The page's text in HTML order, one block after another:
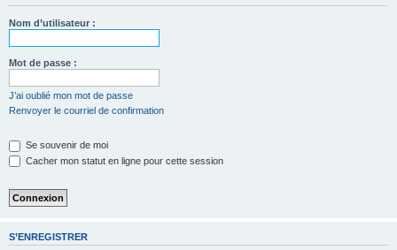
h
Nom d’utilisateur :
Mot de passe :
J’ai oublié mon mot de passe
Renvoyer le courriel de confirmation
Se souvenir de moi
Cacher mon statut en ligne pour cette session
S’ENREGISTRER